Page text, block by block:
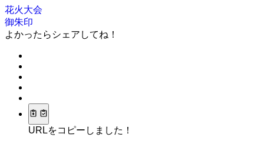
花火大会
御朱印
よかったらシェアしてね！
URLをコピーしました！